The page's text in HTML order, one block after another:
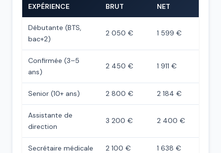
EXPÉRIENCE
BRUT
NET
Débutante (BTS,
bac+2)
2 050 € 1 599 €
Confirmée (3–5
ans)
2 450 € 1 911 €
Senior (10+ ans) 2 800 € 2 184 €
Assistante de
direction
3 200 € 2 400 €
Secrétaire médicale 2 100 € 1 638 €